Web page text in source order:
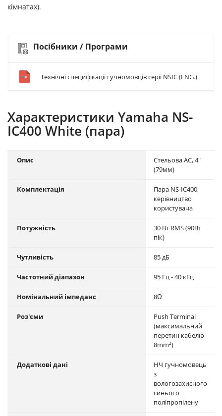
кімнатах).
Посібники / Програми
Технічні специфікації гучномовців серії NSIC (ENG.)
Характеристики Yamaha NS-
IC400 White (пара)
Опис
Стельова АС, 4"
(79мм)
Комплектація
Пара NS-IC400,
керівництво
користувача
Потужність
30 Вт RMS (90Вт
пік)
Чутливість 85 дБ
Частотний діапазон 95 Гц - 40 кГц
Номінальний імпеданс 8Ω
Роз'єми
Push Terminal
(максимальний
перетин кабелю
8mm²)
Додаткові дані
НЧ гучномовець
з
вологозахисного
синього
поліпропілену